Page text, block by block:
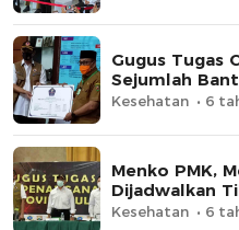
Gugus Tugas
Sejumlah
Kesehatan 6
Menko PMK,
Dijadwalkan
Kesehatan 6